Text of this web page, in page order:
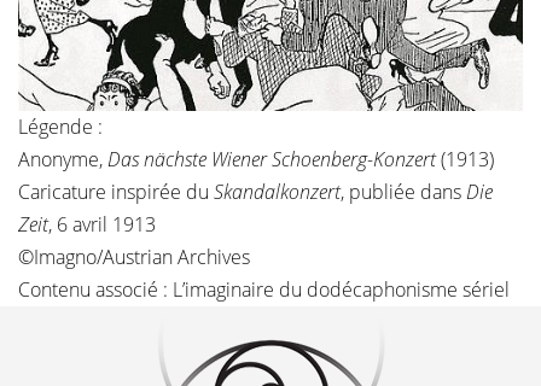
Légende :
Anonyme,Das nächste Wiener Schoenberg-Konzert(1913)
Caricature inspirée du Skandalkonzert, publiée dansDie
Zeit, 6 avril 1913
©Imagno/Austrian Archives
Contenu associé : L’imaginaire du dodécaphonisme sériel